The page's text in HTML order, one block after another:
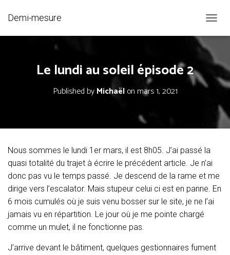
Demi-mesure
U
R
I
A
V
I
O
Le lundi au soleil épisode 2
Published byMichaëlonmars 1, 2021
Nous sommes le lundi 1er mars, il est 8h05. J’ai passé la
quasi totalité du trajet à écrire le précédent article. Je n’ai
donc pas vu le temps passé. Je descend de la rame et me
dirige vers l’escalator. Mais stupeur celui ci est en panne. En
6 mois cumulés où je suis venu bosser sur le site, je ne l’ai
jamais vu en répartition. Le jour où je me pointe chargé
comme un mulet, il ne fonctionne pas.
J’arrive devant le bâtiment, quelques gestionnaires fument